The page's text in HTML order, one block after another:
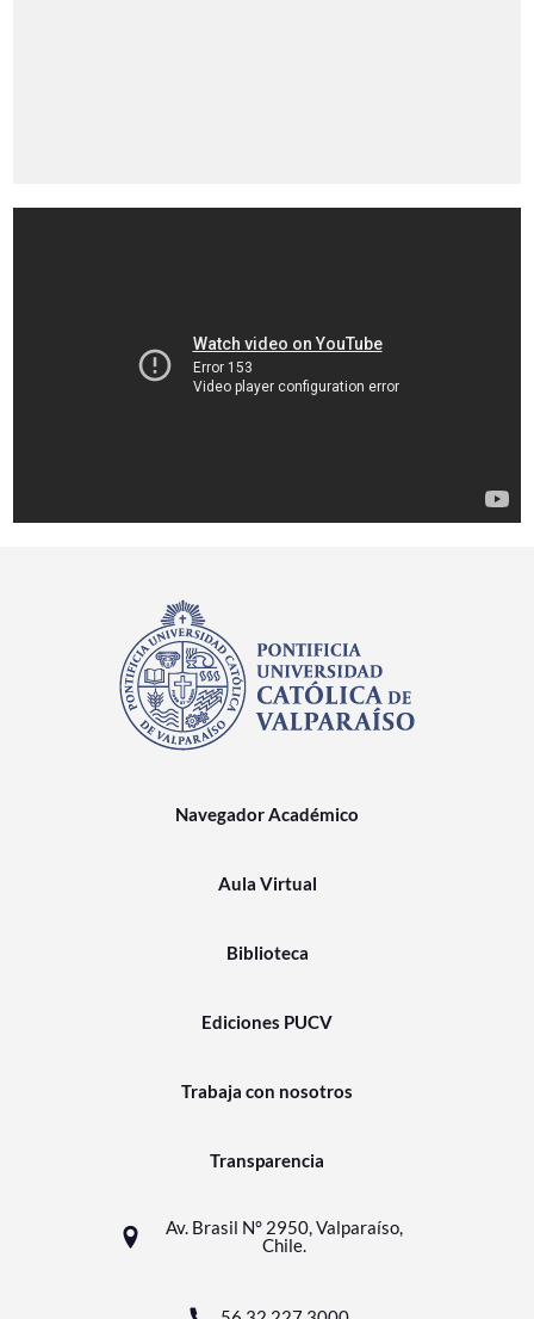
Navegador Académico
Aula Virtual
Biblioteca
Ediciones PUCV
Trabaja con nosotros
Transparencia
Av. Brasil N° 2950, Valparaíso,
Chile.